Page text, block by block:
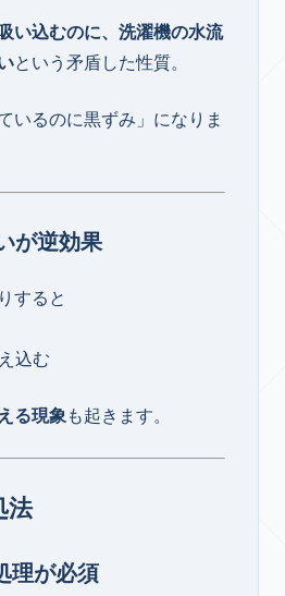
い込むのに、洗濯機の水流
という矛盾した性質。
いるのに黒ずみ」になりま
が逆効果
すると
込む
る現象も起きます。
法
理が必須